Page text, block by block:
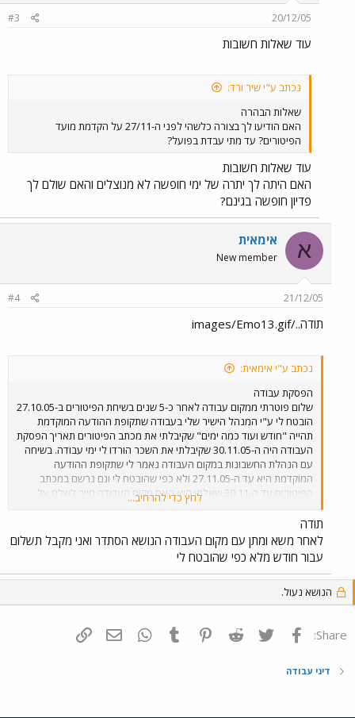
20/12/05
#3
עוד שאלות חשובות
נכתב ע"י שיר ורד:
שאלות הבהרה
האם הודיעו לך בצורה כלשהי לפני ה-27/11 על הקדמת מועד
הפיטורים? עד מתי עבדת בפועל?
עוד שאלות חשובות
האם היתה לך יתרה של ימי חופשה לא מנוצלים והאם שולם לך
פדיון חופשה בגינם?
א אימאית
New member
21/12/05
#4
תודה../images/Emo13.gif
נכתב ע"י אימאית:
הפסקת עבודה
שלום פוטרתי ממקום עבודה לאחר כ-5 שנים בשיחת הפיטורים ב-27.10.05
הובטח לי ע"י המנהל הישיר שלי בעבודה שתקופת ההודעה המוקדמת
תהייה "חודש ועוד כמה ימים" שקיבלתי את מכתב הפיטורים תאריך הפסקת
העבודה היה ה-30.11.05 שקיבלתי את השכר הורדו לי ימי עבודה. בשיחה
עם הנהלת החשבונות במקום העבודה נאמר לי שתקופת ההודעה
המוקדמת היא עד ה-27.11.05 ולא כפי שהובטח לי וגם נרשם במכתב
הפיטורים עד ה-30.11 שאלתי היא האם מקום העבודה חייב לשלם על
תקופת ההודעה המוקדמת? האם להבטחה בע"פ יש תוקף? והאם בפנייה
לבית הדין לעבודה אני זכאי לקבלת השכר שנוכה לי בעקבות טענת מקום
העבודה על תאריך הפסקת העבודה ב-27.11 ולא ב-30.11 תודה מראש
אייל (בעלה של אימאית)
לחץ כדי להרחיב...
תודה
לאחר משא ומתן עם מקום העבודה הנושא הסתדר ואני מקבל תשלום
עבור חודש מלא כפי שהובטח לי
הנושא נעול.
Share: פייסבוק Twitter
Reddit
Pinterest
Tumblr
WhatsAppדואר אלקטרוני
דיני עבודה